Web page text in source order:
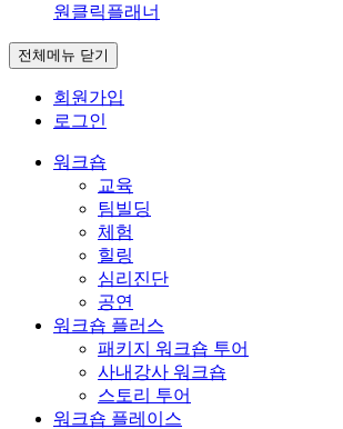
원클릭플래너
전체메뉴 닫기
회원가입
로그인
워크숍
교육
팀빌딩
체험
힐링
심리진단
공연
워크숍 플러스
패키지 워크숍 투어
사내강사 워크숍
스토리 투어
워크숍 플레이스